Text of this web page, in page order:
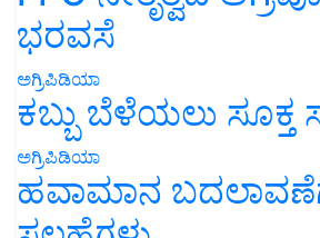
ಭರವಸೆ
ಅಗ್ರಿಪಿಡಿಯಾ
ಕಬ್ಬು ಬೆಳೆಯಲು ಸೂಕ್ತ
ಅಗ್ರಿಪಿಡಿಯಾ
ಹವಾಮಾನ ಬದಲಾವಣೆಗೆ